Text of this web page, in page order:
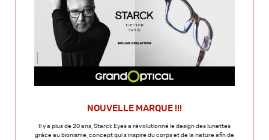
NOUVELLE MARQUE !!!
Il y a plus de 20 ans, Starck Eyes a révolutionné le design des lunettes
grâce au bionisme, concept qui s’inspire du corps et de la nature afin de